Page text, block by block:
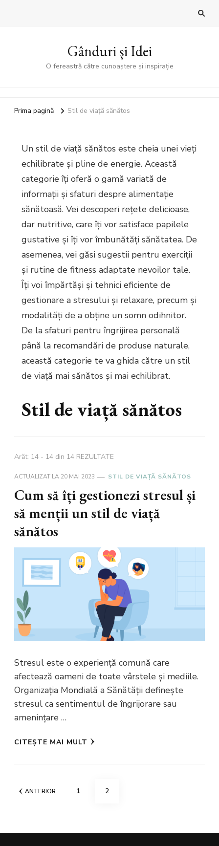
Gânduri și Idei
O fereastră către cunoaștere și inspirație
Prima pagină Stil de viață sănătos
Un stil de viață sănătos este cheia unei vieți
echilibrate și pline de energie. Această
categorie îți oferă o gamă variată de
informații și sfaturi despre alimentație
sănătoasă. Vei descoperi rețete delicioase,
dar nutritive, care îți vor satisface papilele
gustative și îți vor îmbunătăți sănătatea. De
asemenea, vei găsi sugestii pentru exerciții
și rutine de fitness adaptate nevoilor tale.
Îți voi împărtăși și tehnici eficiente de
gestionare a stresului și relaxare, precum și
modalități de a obține un somn odihnitor.
De la sfaturi pentru îngrijirea personală
până la recomandări de produse naturale,
această categorie te va ghida către un stil
de viață mai sănătos și mai echilibrat.
Stil de viață sănătos
Arăt: 14 - 14 din 14 REZULTATE
ACTUALIZAT LA 20 MAI 2023 STIL DE VIAȚĂ SĂNĂTOS
Cum să îți gestionezi stresul și
să menții un stil de viață
sănătos
Stresul este o experiență comună care
afectează oameni de toate vârstele și mediile.
Organizația Mondială a Sănătății definește
stresul ca sentimentul de îngrijorare sau
amenințare …
CITEȘTE MAI MULT
Paginație
ANTERIOR PAGINĂ
1 PAGINĂ
2